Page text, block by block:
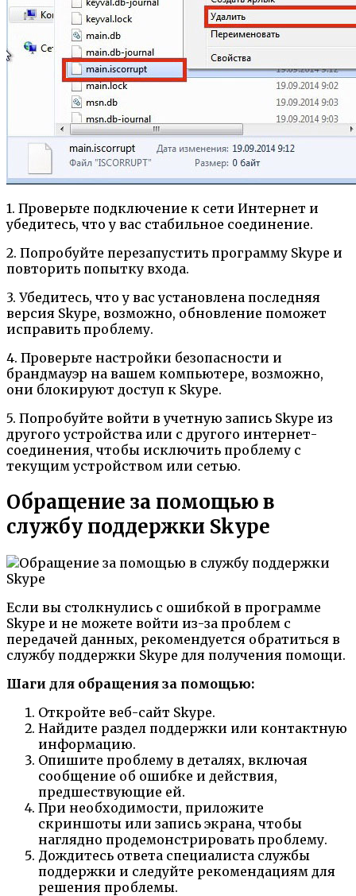
1. Проверьте подключение к сети Интернет и
убедитесь, что у вас стабильное соединение.
2. Попробуйте перезапустить программу Skype и
повторить попытку входа.
3. Убедитесь, что у вас установлена последняя
версия Skype, возможно, обновление поможет
исправить проблему.
4. Проверьте настройки безопасности и
брандмауэр на вашем компьютере, возможно,
они блокируют доступ к Skype.
5. Попробуйте войти в учетную запись Skype из
другого устройства или с другого интернет-
соединения, чтобы исключить проблему с
текущим устройством или сетью.
Обращение за помощью в
службу поддержки Skype
Если вы столкнулись с ошибкой в программе
Skype и не можете войти из-за проблем с
передачей данных, рекомендуется обратиться в
службу поддержки Skype для получения помощи.
Шаги для обращения за помощью:
Откройте веб-сайт Skype.
Найдите раздел поддержки или контактную
информацию.
Опишите проблему в деталях, включая
сообщение об ошибке и действия,
предшествующие ей.
При необходимости, приложите
скриншоты или запись экрана, чтобы
наглядно продемонстрировать проблему.
Дождитесь ответа специалиста службы
поддержки и следуйте рекомендациям для
решения проблемы.